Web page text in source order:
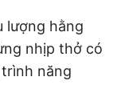
lượng hằng
nhịp thở có
năng